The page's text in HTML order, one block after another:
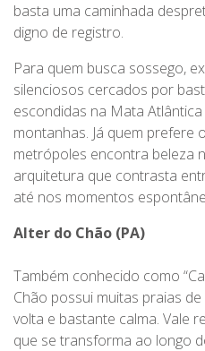
basta uma caminhada
digno de registro.
Para quem busca sossego,
silenciosos cercados por
escondidas na Mata
montanhas. Já quem prefere
metrópoles encontra beleza
arquitetura que contrasta
até nos momentos
Alter do Chão (PA)
Também conhecido como
Chão possui muitas praias
volta e bastante calma. Vale
que se transforma ao longo